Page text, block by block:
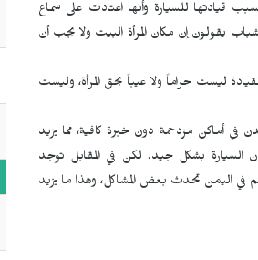
قيادتها للسيارة وأنها اعتادت على سماع
يقولون إن مكان المرأة البيت ولا يجب أن
ليست حراماً ولا عيباً بحق المرأة، وليست
أماكن مزدحمة دون خبرة كافية، مما يزيد
السيارة بشكل جيد. لكن في المقابل توجد
اليمن تحدث بعض المشاكل، وهذا ما يزيد